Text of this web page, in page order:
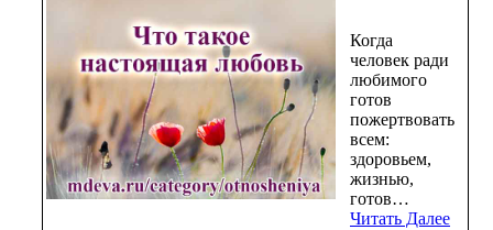
Когда
человек ради
любимого
готов
пожертвовать
всем:
здоровьем,
жизнью,
готов…
Читать Далее